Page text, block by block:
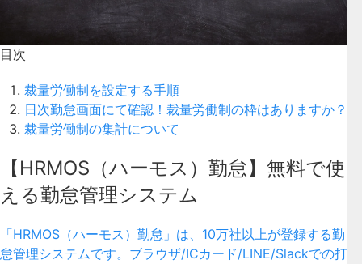
目次
裁量労働制を設定する手順
日次勤怠画面にて確認！裁量労働制の枠はありますか？
裁量労働制の集計について
【HRMOS（ハーモス）勤怠】無料で使
える勤怠管理システム
「HRMOS（ハーモス）勤怠」は、10万社以上が登録する勤
怠管理システムです。ブラウザ/ICカード/LINE/Slackでの打